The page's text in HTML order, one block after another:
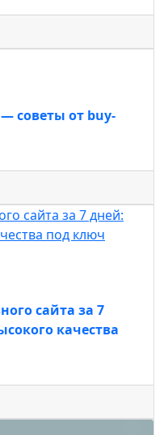
советы от buy-
сайта за 7
качества